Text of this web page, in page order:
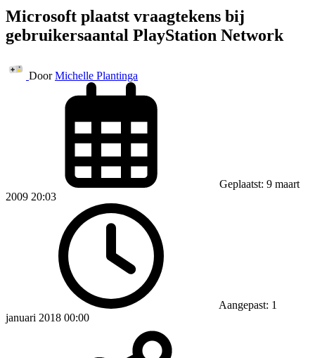
Microsoft plaatst vraagtekens bij
gebruikersaantal PlayStation Network
Door Michelle Plantinga
Geplaatst: 9 maart
2009 20:03
Aangepast: 1
januari 2018 00:00